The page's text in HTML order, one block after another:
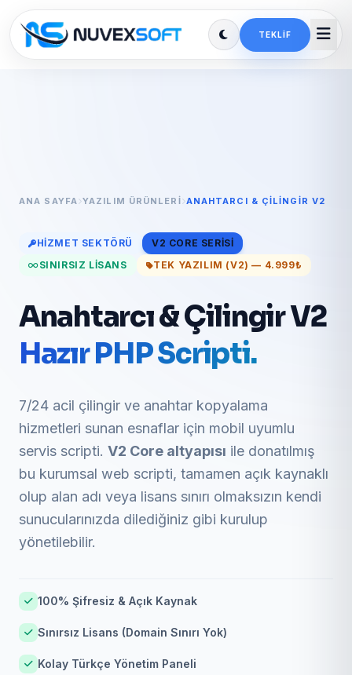
TEKLIF
ANA SAYFA YAZILIM ÜRÜNLERI ANAHTARCI & ÇILINGIR V2
HIZMET SEKTÖRÜ
V2 CORE SERISI
SINIRSIZ LISANS
TEK YAZILIM (V2) — 4.999₺
Anahtarcı & Çilingir V2
Hazır PHP Scripti.
7/24 acil çilingir ve anahtar kopyalama
hizmetleri sunan esnaflar için mobil uyumlu
servis scripti. V2 Core altyapısı ile donatılmış
bu kurumsal web scripti, tamamen açık kaynaklı
olup alan adı veya lisans sınırı olmaksızın kendi
sunucularınızda dilediğiniz gibi kurulup
yönetilebilir.
100% Şifresiz & Açık Kaynak
Sınırsız Lisans (Domain Sınırı Yok)
Kolay Türkçe Yönetim Paneli